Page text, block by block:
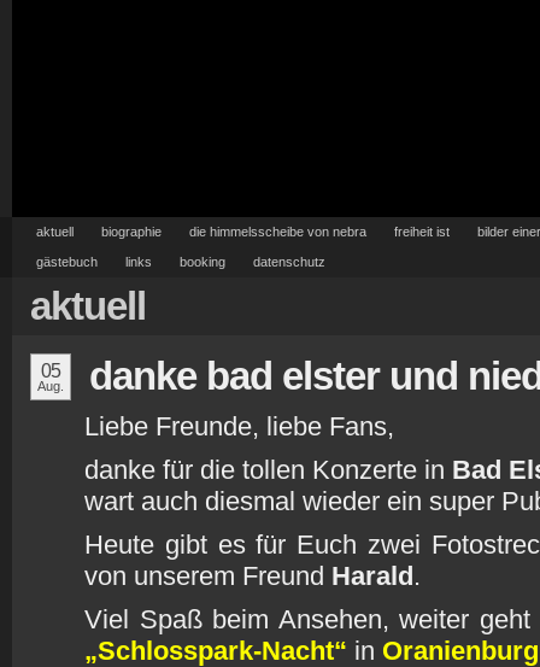
aktuell biographie die himmelsscheibe von nebra freiheit ist bilder
gästebuch links booking datenschutz
aktuell
05
Aug. danke bad elster und
Liebe Freunde, liebe Fans,
danke für die tollen Konzerte in Bad
wart auch diesmal wieder ein super
Heute gibt es für Euch zwei
von unserem Freund Harald.
Viel Spaß beim Ansehen, weiter
„Schlosspark-Nacht“ in Oranienburg